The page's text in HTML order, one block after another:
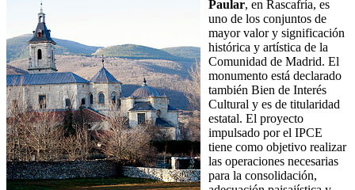
Paular, en Rascafría, es
uno de los conjuntos de
mayor valor y significación
histórica y artística de la
Comunidad de Madrid. El
monumento está declarado
también Bien de Interés
Cultural y es de titularidad
estatal. El proyecto
impulsado por el IPCE
tiene como objetivo realizar
las operaciones necesarias
para la consolidación,